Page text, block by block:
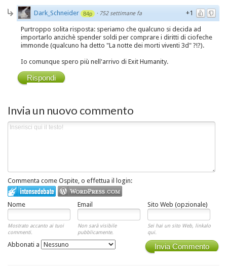
+1
Dark_Schneider 84p · 752 settimane fa
Purtroppo solita risposta: speriamo che qualcuno si decida ad
importarlo anzichè spender soldi per comprare i diritti di ciofeche
immonde (qualcuno ha detto "La notte dei morti viventi 3d" ?!?).
Io comunque spero più nell'arrivo di Exit Humanity.
Rispondi
Invia un nuovo commento
Commenta come Ospite, o effettua il login:
Nome Email Sito Web (opzionale)
Mostrato accanto ai tuoi
commenti.
Non sarà visibile
pubblicamente.
Sei hai un sito Web, linkalo
qui.
Invia Commento
Abbonati a